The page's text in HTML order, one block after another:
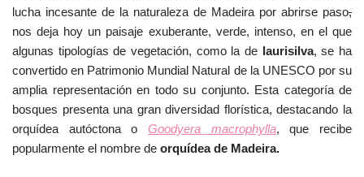
lucha incesante de la naturaleza de Madeira por abrirse paso,
nos deja hoy un paisaje exuberante, verde, intenso, en el que
algunas tipologías de vegetación, como la de laurisilva, se ha
convertido en Patrimonio Mundial Natural de la UNESCO por su
amplia representación en todo su conjunto. Esta categoría de
bosques presenta una gran diversidad florística, destacando la
orquídea autóctona o Goodyera macrophylla, que recibe
popularmente el nombre de orquídea de Madeira.